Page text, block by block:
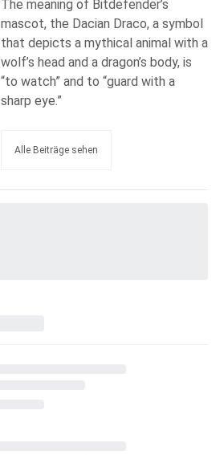
The meaning of Bitdefender’s
mascot, the Dacian Draco, a symbol
that depicts a mythical animal with a
wolf’s head and a dragon’s body, is
“to watch” and to “guard with a
sharp eye.”
Alle Beiträge sehen